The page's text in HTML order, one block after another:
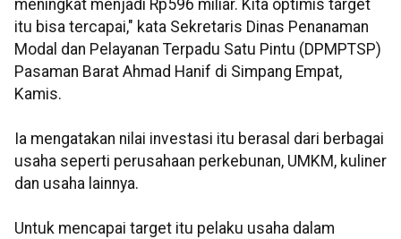
meningkat menjadi Rp596 miliar. Kita optimis target
itu bisa tercapai," kata Sekretaris Dinas Penanaman
Modal dan Pelayanan Terpadu Satu Pintu (DPMPTSP)
Pasaman Barat Ahmad Hanif di Simpang Empat,
Kamis.
Ia mengatakan nilai investasi itu berasal dari berbagai
usaha seperti perusahaan perkebunan, UMKM, kuliner
dan usaha lainnya.
Untuk mencapai target itu pelaku usaha dalam